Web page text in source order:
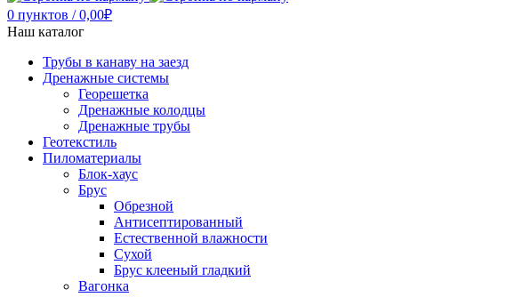
0 пунктов / 0,00₽
Наш каталог
Трубы в канаву на заезд
Дренажные системы
Георешетка
Дренажные колодцы
Дренажные трубы
Геотекстиль
Пиломатериалы
Блок-хаус
Брус
Обрезной
Антисептированный
Естественной влажности
Сухой
Брус клееный гладкий
Вагонка